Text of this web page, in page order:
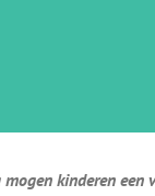
kinderen